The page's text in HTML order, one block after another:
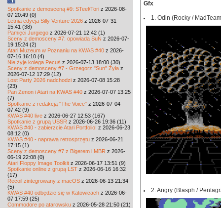
Spotkanie z demosceną #9: STeel/Tori z 2026-08-
07 20:49 (0)
Letnia edycja Silly Venture 2026 z 2026-07-31
15:41 (38)
Pamięci Jurgiego z 2026-07-21 12:42 (1)
Sceny z demosceny #7: opowiada SuN z 2026-07-
19 15:24 (2)
Atari Muzeum w Poznaniu na KWAS #40 z 2026-
07-16 16:10 (4)
Nie żyje kolega Pecuś z 2026-07-13 18:00 (30)
Sceny z demosceny #7 - Grzegorz "Sun" Żyła z
2026-07-12 17:29 (12)
Lost Party 2026 nadchodzi z 2026-07-08 15:28
(23)
Pan Zenon i Atari na KWAS #40 z 2026-07-07 13:25
(7)
Spotkanie z redakcją "The Voice" z 2026-07-04
07:42 (9)
KWAS #40 live z 2026-06-27 12:53 (167)
Spotkanie z grupą USSR z 2026-06-26 19:36 (11)
KWAS #40 - zabierzcie Atari Portfolio! z 2026-06-23
08:12 (0)
KWAS #40 - naprawa retrosprzętu z 2026-06-21
17:15 (1)
Sceny z demosceny #7 z Bigerem i MBR z 2026-
06-19 22:08 (0)
Atari Floppy Image Toolkit z 2026-06-17 13:51 (9)
Spotkanie online z grupą LST z 2026-06-16 16:32
(17)
Recoil zintegrowany z macOS z 2026-06-13 21:34
(5)
KWAS #40 odbędzie się w Katowicach z 2026-06-
07 17:59 (25)
Commodore po atarowsku z 2026-05-28 21:50 (21)
Gfx
1. Odin (Rocky /
2. Angry (Blasph /